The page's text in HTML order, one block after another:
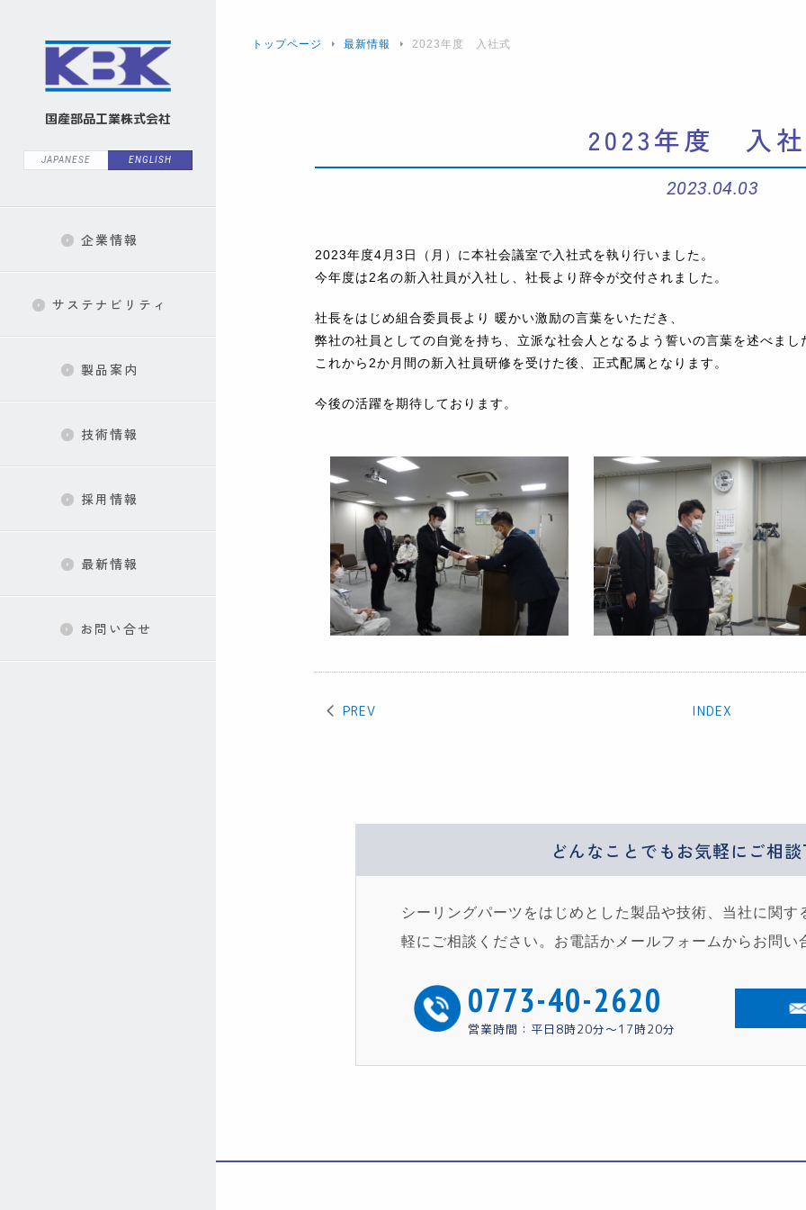
トップページ 最新情報 2023年度 入社式
2023年度 入
2023.04.03
2023年度4月3日（月）に本社会議室で入社式を執り行いました。
今年度は2名の新入社員が入社し、社長より辞令が交付されました。
社長をはじめ組合委員長より 暖かい激励の言葉をいただき、
弊社の社員としての自覚を持ち、立派な社会人となるよう誓いの言葉を述べまし
これから2か月間の新入社員研修を受けた後、正式配属となります。
今後の活躍を期待しております。
PREV INDEX
どんなことでもお気軽に ご相
シーリングパーツをはじめとした製品や技術、当社に関
軽にご相談ください。お電話かメールフォームからお問い
0773-40-2620
営業時間：平日8時20分〜17時20分
国産部品工業株式会社
JAPANESE ENGLISH
企業情報
サステナビリティ
製品案内
技術情報
採用情報
最新情報
お問い合せ